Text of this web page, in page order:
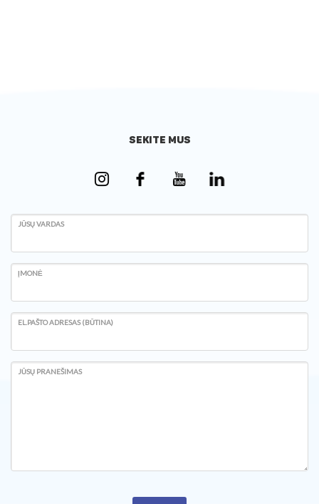
SEKITE MUS
JŪSŲ VARDAS
ĮMONĖ
EL.PAŠTO ADRESAS (BŪTINA)
JŪSŲ PRANEŠIMAS